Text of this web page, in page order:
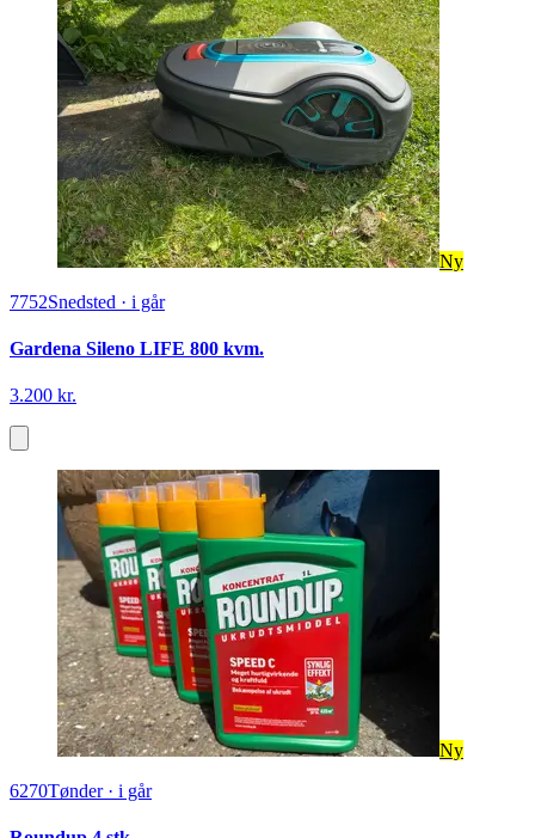
Ny
7752Snedsted · i går
Gardena Sileno LIFE 800 kvm.
3.200 kr.
Ny
6270Tønder· i går